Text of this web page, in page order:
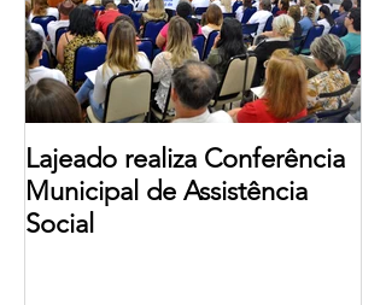
Lajeado realiza Conferência
Municipal de Assistência
Social